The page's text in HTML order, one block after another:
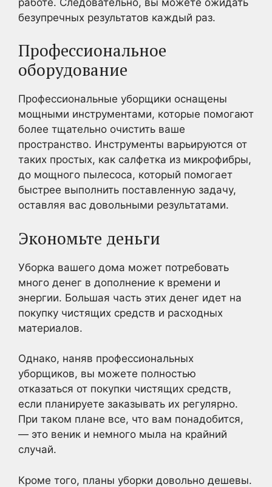
безупречных результатов каждый раз.
Профессиональное
оборудование
Профессиональные уборщики оснащены
мощными инструментами, которые помогают
более тщательно очистить ваше
пространство. Инструменты варьируются от
таких простых, как салфетка из микрофибры,
до мощного пылесоса, который помогает
быстрее выполнить поставленную задачу,
оставляя вас довольными результатами.
Экономьте деньги
Уборка вашего дома может потребовать
много денег в дополнение к времени и
энергии. Большая часть этих денег идет на
покупку чистящих средств и расходных
материалов.
Однако, наняв профессиональных
уборщиков, вы можете полностью
отказаться от покупки чистящих средств,
если планируете заказывать их регулярно.
При таком плане все, что вам понадобится,
— это веник и немного мыла на крайний
случай.
Кроме того, планы уборки довольно дешевы.